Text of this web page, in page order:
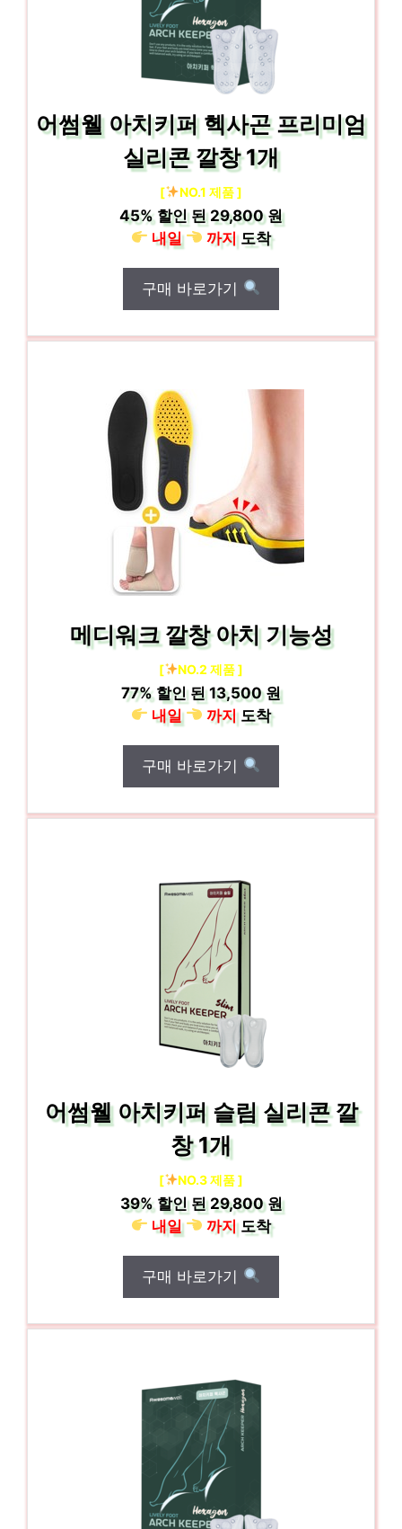
어썸웰 아치키퍼 헥사곤 프리미엄
실리콘 깔창 1개
[ NO.1 제품 ]
45% 할인 된29,800 원
내일
까지도착
구매 바로가기
메디워크 깔창 아치 기능성
[ NO.2 제품 ]
77% 할인 된13,500 원
내일
까지도착
구매 바로가기
어썸웰 아치키퍼 슬림 실리콘 깔
창 1개
[ NO.3 제품 ]
39%할인 된29,800 원
내일
까지도착
구매 바로가기